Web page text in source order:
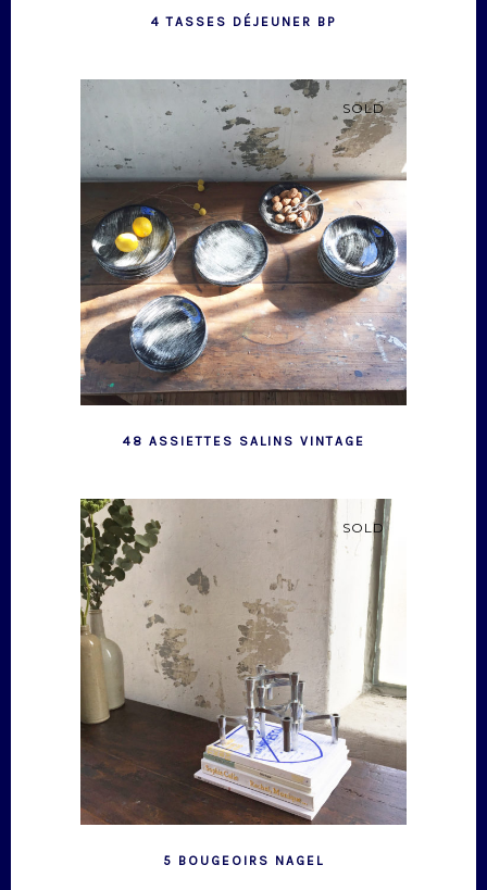
4 TASSES DÉJEUNER BP
SOLD
48 ASSIETTES SALINS VINTAGE
SOLD
5 BOUGEOIRS NAGEL